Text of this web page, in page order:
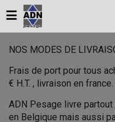
NOS MODES DE
Frais de port pour tous
€ H.T. , livraison en france.
ADN Pesage livre partout
en Belgique mais aussi